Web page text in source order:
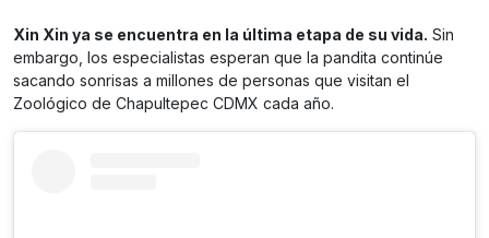
Xin Xin ya se encuentra en la última etapa de su vida. Sin
embargo, los especialistas esperan que la pandita continúe
sacando sonrisas a millones de personas que visitan el
Zoológico de Chapultepec CDMX cada año.